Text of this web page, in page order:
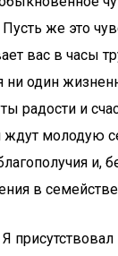
же это
вас в часы
ни один
радости и
ждут
и,
в